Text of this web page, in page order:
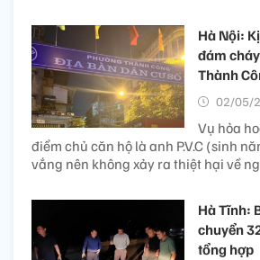
Hà Nội:
đám
Thành
02/05/
Vụ hỏa
điểm chủ căn hộ là anh P.V.C (sinh
vắng nên không xảy ra thiệt hại về
Hà Tĩnh:
chuyển
tổng hợp